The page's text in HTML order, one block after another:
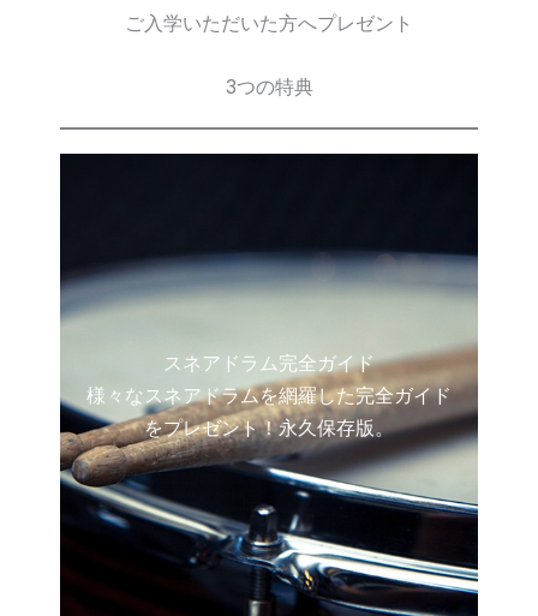
ご入学いただいた方へプレゼント
3つの特典
スネアドラム完全ガイド
様々なスネアドラムを網羅した完全ガイド
をプレゼント！永久保存版。